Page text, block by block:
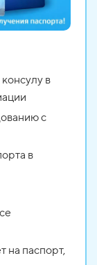
в
с
в
на паспорт,